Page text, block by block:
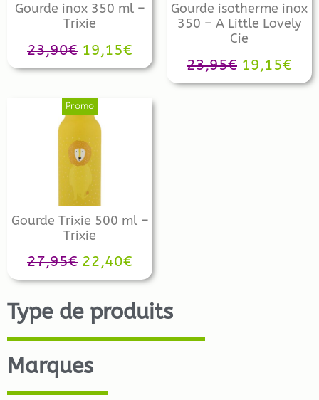
Type de produits
Marques
Gourde inox 350 ml –
Trixie
23,90€ 19,15€
Gourde isotherme inox
350 – A Little Lovely
Cie
23,95€ 19,15€
Promo
Gourde Trixie 500 ml –
Trixie
27,95€ 22,40€